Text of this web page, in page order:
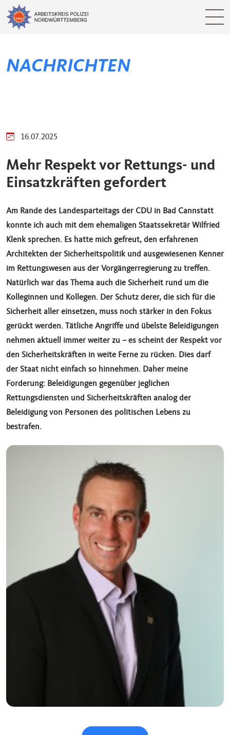
NACHRICHTEN
16.07.2025
Mehr Respekt vor Rettungs- und
Einsatzkräften gefordert
Am Rande des Landesparteitags der CDU in Bad Cannstatt
konnte ich auch mit dem ehemaligen Staatssekretär Wilfried
Klenk sprechen. Es hatte mich gefreut, den erfahrenen
Architekten der Sicherheitspolitik und ausgewiesenen Kenner
im Rettungswesen aus der Vorgängerregierung zu treffen.
Natürlich war das Thema auch die Sicherheit rund um die
Kolleginnen und Kollegen. Der Schutz derer, die sich für die
Sicherheit aller einsetzen, muss noch stärker in den Fokus
gerückt werden. Tätliche Angriffe und übelste Beleidigungen
nehmen aktuell immer weiter zu – es scheint der Respekt vor
den Sicherheitskräften in weite Ferne zu rücken. Dies darf
der Staat nicht einfach so hinnehmen. Daher meine
Forderung: Beleidigungen gegenüber jeglichen
Rettungsdiensten und Sicherheitskräften analog der
Beleidigung von Personen des politischen Lebens zu
bestrafen.